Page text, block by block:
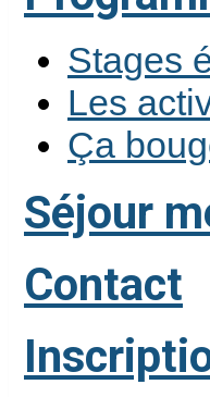
Stages
Les
Ça
Séjour
Contact